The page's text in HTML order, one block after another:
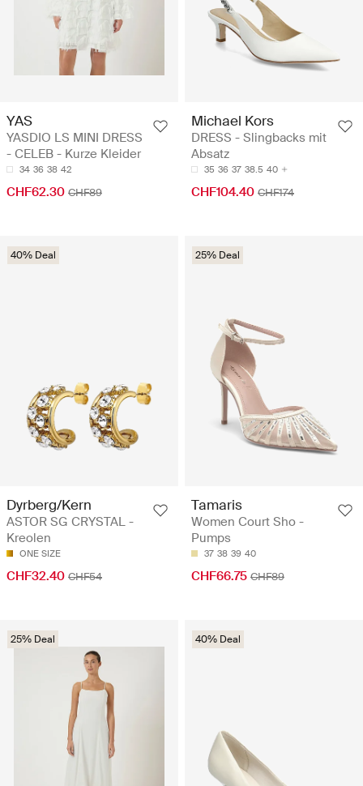
YAS
YASDIO LS MINI DRESS
- CELEB - Kurze Kleider
34 36 38 42
CHF62.30 CHF89
Michael Kors
DRESS - Slingbacks mit
Absatz
35 36 37 38.5 40
CHF104.40 CHF174
40% Deal
Dyrberg/Kern
ASTOR SG CRYSTAL -
Kreolen
ONE SIZE
CHF32.40 CHF54
25% Deal
Tamaris
Women Court Sho -
Pumps
37 38 39 40
CHF66.75 CHF89
25% Deal 40% Deal